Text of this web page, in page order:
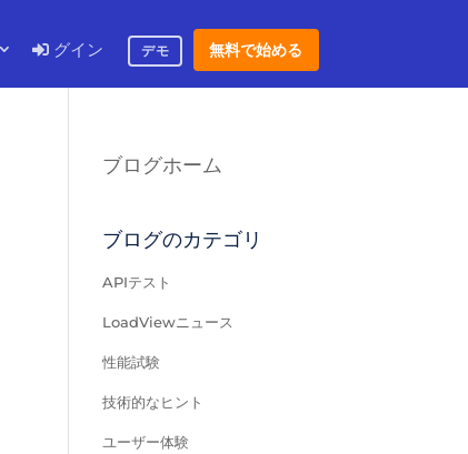
グイン デモ 無料で始める
ブログホーム
ブログのカテゴリ
APIテスト
LoadViewニュース
性能試験
技術的なヒント
ユーザー体験